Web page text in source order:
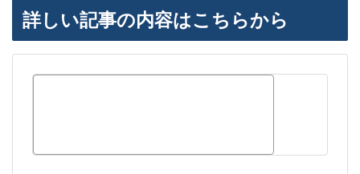
詳しい記事の内容はこちらから